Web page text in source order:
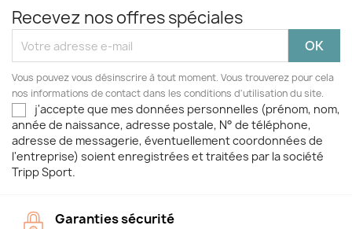
Recevez nos offres spéciales
Vous pouvez vous désinscrire à tout moment. Vous trouverez pour cela
nos informations de contact dans les conditions d'utilisation du site.
j'accepte que mes données personnelles (prénom, nom,
année de naissance, adresse postale, N° de téléphone,
adresse de messagerie, éventuellement coordonnées de
l'entreprise) soient enregistrées et traitées par la société
Tripp Sport.
Garanties sécurité